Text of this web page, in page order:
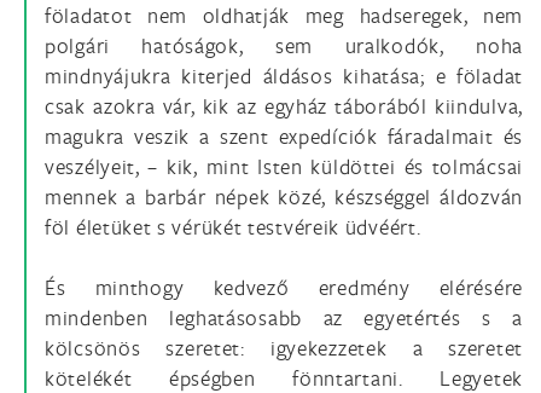
föladatot nem oldhatják meg hadseregek, nem
polgári hatóságok, sem uralkodók, noha
mindnyájukra kiterjed áldásos kihatása; e föladat
csak azokra vár, kik az egyház táborából kiindulva,
magukra veszik a szent expedíciók fáradalmait és
veszélyeit, – kik, mint Isten küldöttei és tolmácsai
mennek a barbár népek közé, készséggel áldozván
föl életüket s vérükét testvéreik üdvéért.
És minthogy kedvező eredmény elérésére
mindenben leghatásosabb az egyetértés s a
kölcsönös szeretet: igyekezzetek a szeretet
kötelékét épségben fönntartani. Legyetek